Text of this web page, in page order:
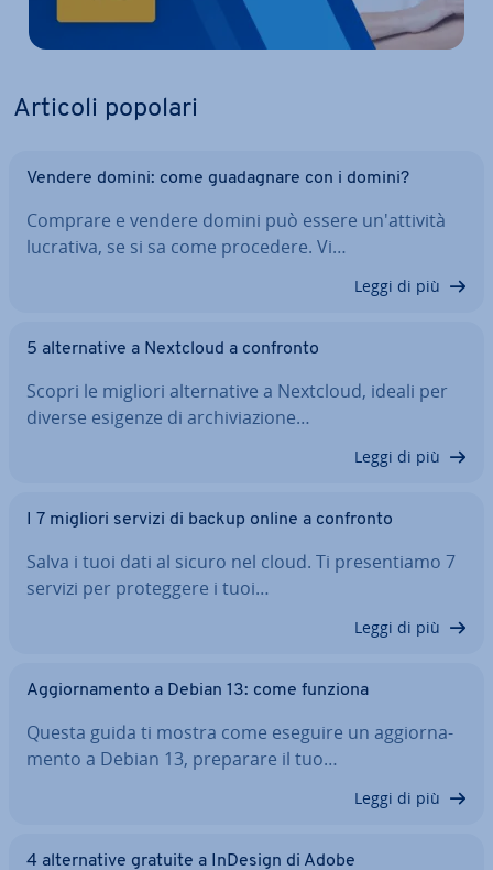
Articoli popolari
Vendere domini: come gua­da­gna­re con i domini?
Comprare e vendere domini può essere un'at­ti­vi­tà
lucrativa, se si sa come procedere. Vi…
Leggi di più
5 al­ter­na­ti­ve a Nextcloud a confronto
Scopri le migliori al­ter­na­ti­ve a Nextcloud, ideali per
diverse esigenze di ar­chi­via­zio­ne…
Leggi di più
I 7 migliori servizi di backup online a confronto
Salva i tuoi dati al sicuro nel cloud. Ti pre­sen­tia­mo 7
servizi per pro­teg­ge­re i tuoi…
Leggi di più
Ag­gior­na­men­to a Debian 13: come funziona
Questa guida ti mostra come eseguire un ag­gior­na­
men­to a Debian 13, preparare il tuo…
Leggi di più
4 al­ter­na­ti­ve gratuite a InDesign di Adobe